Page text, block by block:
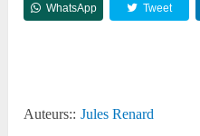
WhatsApp Tweet
Auteurs:: Jules Renard